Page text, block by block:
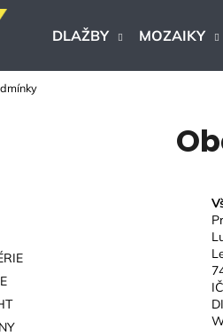
DLAŽBY MOZAIKY